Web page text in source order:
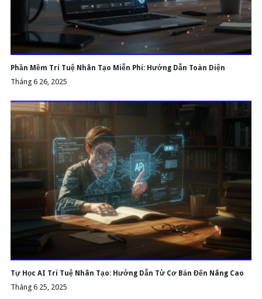
Phần Mềm Trí Tuệ Nhân Tạo Miễn Phí: Hướng Dẫn Toàn Diện
Tháng 6 26, 2025
Tự Học AI Trí Tuệ Nhân Tạo: Hướng Dẫn Từ Cơ Bản Đến Nâng Cao
Tháng 6 25, 2025